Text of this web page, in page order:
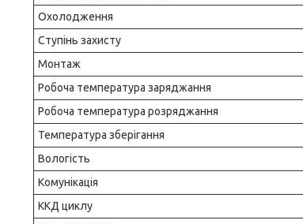
Охолодження
Ступінь захисту
Монтаж
Робоча температура заряджання
Робоча температура розряджання
Температура зберігання
Вологість
Комунікація
ККД циклу